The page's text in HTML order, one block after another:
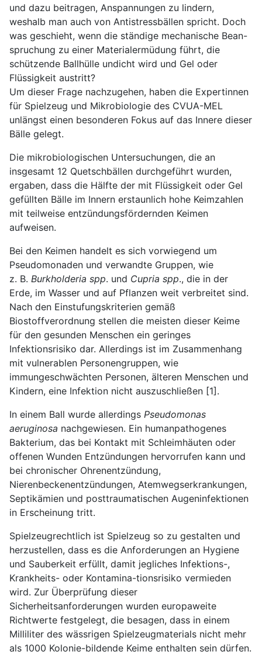
und dazu beitragen, Anspannungen zu lindern,
weshalb man auch von Antistressbällen spricht. Doch
was geschieht, wenn die ständige mechanische Bean-
spruchung zu einer Materialermüdung führt, die
schützende Ballhülle undicht wird und Gel oder
Flüssigkeit austritt?
Um dieser Frage nachzugehen, haben die Expertinnen
für Spielzeug und Mikrobiologie des CVUA-MEL
unlängst einen besonderen Fokus auf das Innere dieser
Bälle gelegt.
Die mikrobiologischen Untersuchungen, die an
insgesamt 12 Quetschbällen durchgeführt wurden,
ergaben, dass die Hälfte der mit Flüssigkeit oder Gel
gefüllten Bälle im Innern erstaunlich hohe Keimzahlen
mit teilweise entzündungsfördernden Keimen
aufweisen.
Bei den Keimen handelt es sich vorwiegend um
Pseudomonaden und verwandte Gruppen, wie
z. B. Burkholderia spp. und Cupria spp., die in der
Erde, im Wasser und auf Pflanzen weit verbreitet sind.
Nach den Einstufungskriterien gemäß
Biostoffverordnung stellen die meisten dieser Keime
für den gesunden Menschen ein geringes
Infektionsrisiko dar. Allerdings ist im Zusammenhang
mit vulnerablen Personengruppen, wie
immungeschwächten Personen, älteren Menschen und
Kindern, eine Infektion nicht auszuschließen [1].
In einem Ball wurde allerdings Pseudomonas
aeruginosa nachgewiesen. Ein humanpatho­genes
Bakterium, das bei Kontakt mit Schleimhäuten oder
offenen Wunden Entzündungen hervorrufen kann und
bei chronischer Ohrenentzündung,
Nierenbeckenentzündungen, Atemwegserkrankungen,
Septikämien und posttraumatischen Augeninfektionen
in Erschei­nung tritt.
Spielzeugrechtlich ist Spielzeug so zu gestalten und
herzustellen, dass es die Anforderungen an Hygiene
und Sauberkeit erfüllt, damit jegliches Infektions-,
Krankheits- oder Kontamina-tionsrisiko vermieden
wird. Zur Überprüfung dieser
Sicherheitsanforderungen wurden europaweite
Richtwerte festgelegt, die besagen, dass in einem
Milliliter des wässrigen Spielzeugmaterials nicht mehr
als 1000 Kolonie-bildende Keime enthalten sein dürfen.